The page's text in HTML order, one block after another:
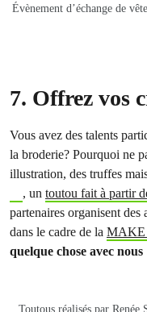
Évènement d’échange de
7. Offrez vos
Vous avez des talents
la broderie? Pourquoi ne
illustration, des truffes
, un toutou fait à partir
partenaires organisent
dans le cadre de la MAKE
quelque chose avec nous
Toutous réalisés par